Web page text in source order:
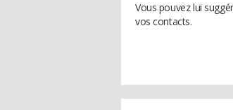
Vous pouvez lui
vos contacts.